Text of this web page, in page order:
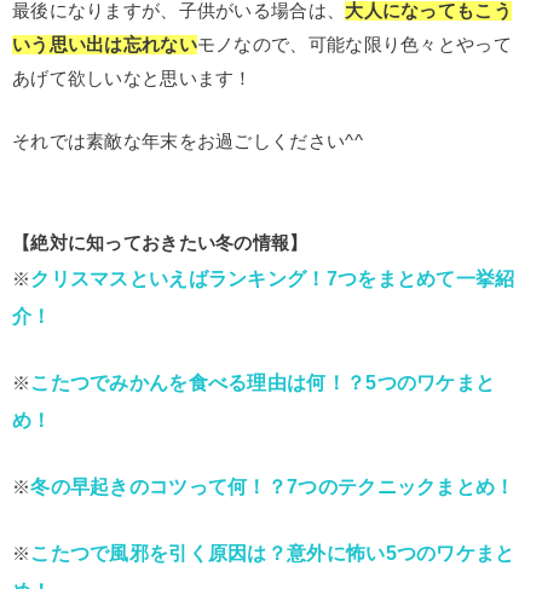
最後になりますが、子供がいる場合は、 大人になってもこう
いう思い出は忘れないモノなので、可能な限り色々とやって
あげて欲しいなと思います！
それでは素敵な年末をお過ごしください^^
【絶対に知っておきたい冬の情報】
※クリスマスといえばランキング！7つをまとめて一挙紹
介！
※ こたつでみかんを食べる理由は何！？5つのワケまと
め！
※冬の早起きのコツって何！？7つのテクニックまとめ！
※ こたつで風邪を引く原因は？意外に怖い5つのワケまと